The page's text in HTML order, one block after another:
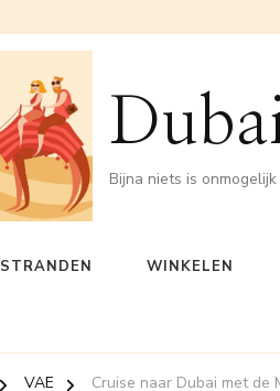
Bijna niets is
STRANDEN WINKELEN
VAE Cruise naar Dubai met de